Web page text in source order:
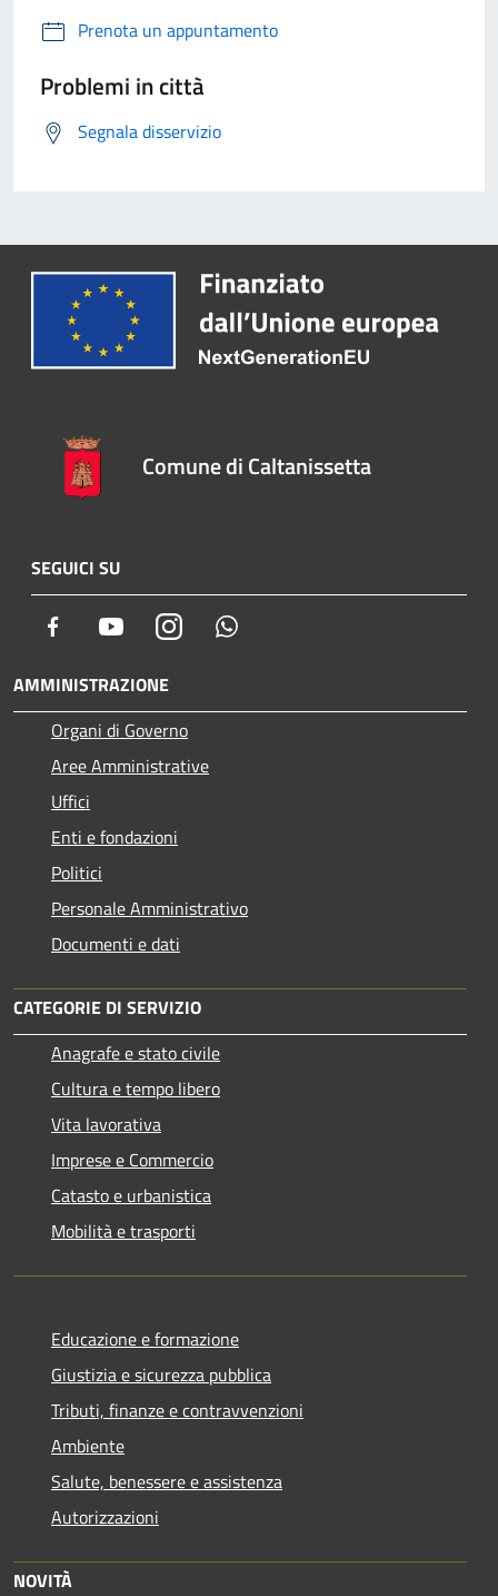
Prenota un appuntamento
Problemi in città
Segnala disservizio
Comune di Caltanissetta
SEGUICI SU
Facebook YoutubeInstagram
AMMINISTRAZIONE
Organi di Governo
Aree Amministrative
Uffici
Enti e fondazioni
Politici
Personale Amministrativo
Documenti e dati
CATEGORIE DI SERVIZIO
Anagrafe e stato civile
Cultura e tempo libero
Vita lavorativa
Imprese e Commercio
Catasto e urbanistica
Mobilità e trasporti
Educazione e formazione
Giustizia e sicurezza pubblica
Tributi, finanze e contravvenzioni
Ambiente
Salute, benessere e assistenza
Autorizzazioni
NOVITÀ